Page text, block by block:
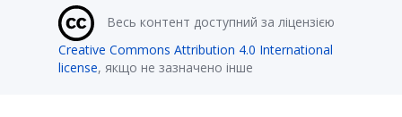
Весь контент доступний за ліцензією
Creative Commons Attribution 4.0 International
license, якщо не зазначено інше